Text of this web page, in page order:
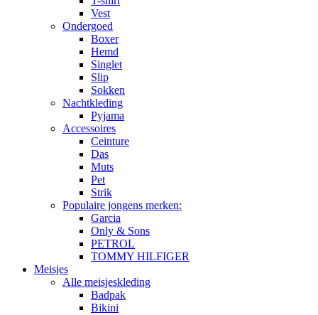
Vest
Ondergoed
Boxer
Hemd
Singlet
Slip
Sokken
Nachtkleding
Pyjama
Accessoires
Ceinture
Das
Muts
Pet
Strik
Populaire jongens merken:
Garcia
Only & Sons
PETROL
TOMMY HILFIGER
Meisjes
Alle meisjeskleding
Badpak
Bikini